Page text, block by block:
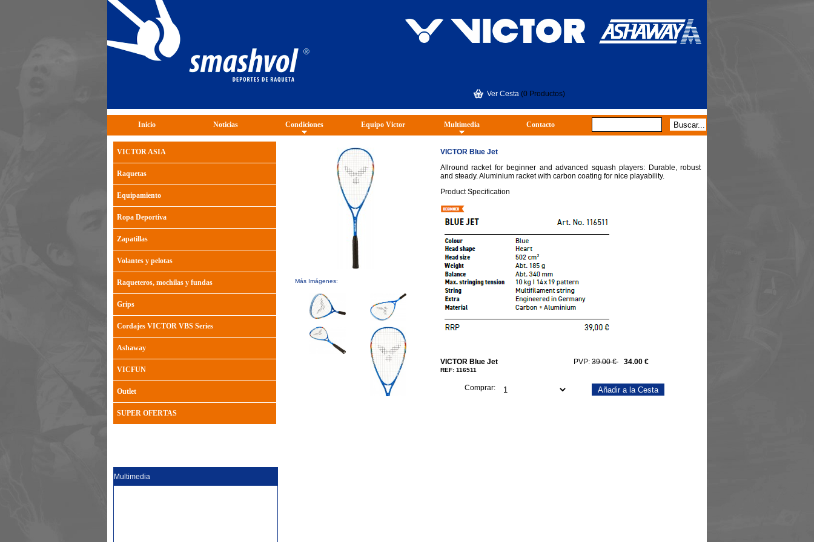
Inicio Noticias Condiciones Equipo Victor Multimedia Contacto
Más Imágenes:
VICTOR Blue Jet
Allround racket for beginner and advanced squash players: Durable, robust
and steady. Aluminium racket with carbon coating for nice playability.
Product Specification
VICTOR Blue Jet
REF: 116511
PVP: 39.00 € 34.00 €
Comprar:
VICTOR ASIA
Raquetas
Equipamiento
Ropa Deportiva
Zapatillas
Volantes y pelotas
Raqueteros, mochilas y fundas
Grips
Cordajes VICTOR VBS Series
Ashaway
VICFUN
Outlet
SUPER OFERTAS
Multimedia
Ver Cesta (0 Productos)